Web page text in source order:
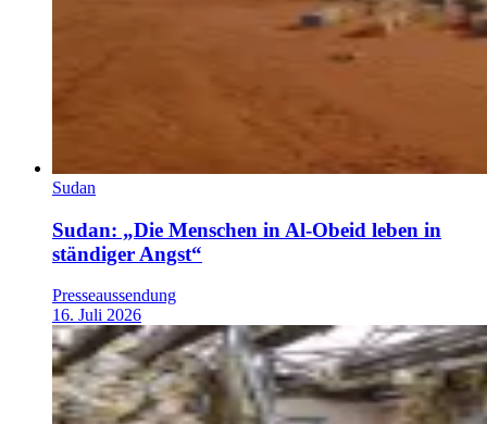
Sudan
Sudan: „Die Menschen in Al-Obeid leben in
ständiger Angst“
Presseaussendung
16. Juli 2026